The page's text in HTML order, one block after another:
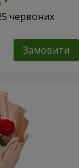
червоних
Замовити